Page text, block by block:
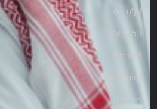
الرئيسية
الخدمات
المدونة
تواصل معنا
من نحن